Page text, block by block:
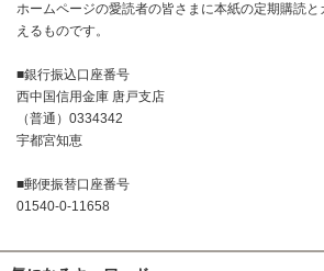
ホームページの愛読者の皆さまに本紙の定期購読
えるものです。
■銀行振込口座番号
西中国信用金庫 唐戸支店
（普通）0334342
宇都宮知恵
■郵便振替口座番号
01540-0-11658